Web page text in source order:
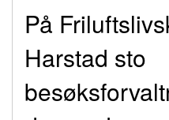
På
Harstad sto